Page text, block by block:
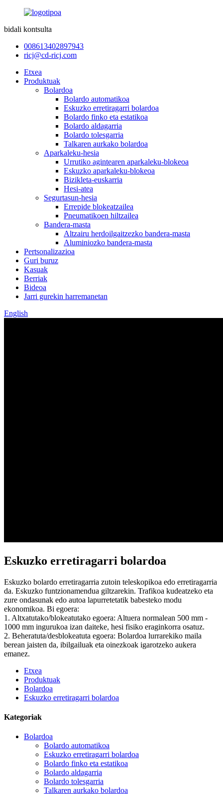
bidali kontsulta
008613402897943
ricj@cd-ricj.com
Etxea
Produktuak
Bolardoa
Bolardo automatikoa
Eskuzko erretiragarri bolardoa
Bolardo finko eta estatikoa
Bolardo aldagarria
Bolardo tolesgarria
Talkaren aurkako bolardoa
Aparkaleku-hesia
Urrutiko agintearen aparkaleku-blokeoa
Eskuzko aparkaleku-blokeoa
Bizikleta-euskarria
Hesi-atea
Segurtasun-hesia
Errepide blokeatzailea
Pneumatikoen hiltzailea
Bandera-masta
Altzairu herdoilgaitzezko bandera-masta
Aluminiozko bandera-masta
Pertsonalizazioa
Guri buruz
Kasuak
Berriak
Bideoa
Jarri gurekin harremanetan
English
Eskuzko erretiragarri bolardoa
Eskuzko bolardo erretiragarria zutoin teleskopikoa edo erretiragarria
da. Eskuzko funtzionamendua giltzarekin. Trafikoa kudeatzeko eta
zure ondasunak edo autoa lapurretetatik babesteko modu
ekonomikoa. Bi egoera:
1. Altxatutako/blokeatutako egoera: Altuera normalean 500 mm -
1000 mm ingurukoa izan daiteke, hesi fisiko eraginkorra osatuz.
2. Beheratuta/desblokeatuta egoera: Bolardoa lurrarekiko maila
berean jaisten da, ibilgailuak eta oinezkoak igarotzeko aukera
emanez.
Etxea
Produktuak
Bolardoa
Eskuzko erretiragarri bolardoa
Kategoriak
Bolardoa
Bolardo automatikoa
Eskuzko erretiragarri bolardoa
Bolardo finko eta estatikoa
Bolardo aldagarria
Bolardo tolesgarria
Talkaren aurkako bolardoa